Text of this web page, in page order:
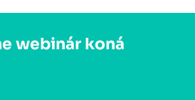
webinár koná